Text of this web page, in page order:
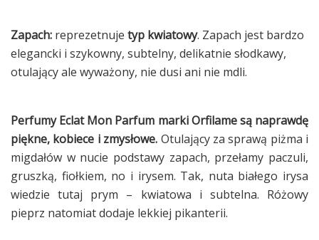
Zapach: reprezetnuje typ kwiatowy. Zapach jest bardzo
elegancki i szykowny, subtelny, delikatnie słodkawy,
otulający ale wyważony, nie dusi ani nie mdli.
Perfumy Eclat Mon Parfum marki Orfilame są naprawdę
piękne, kobiece i zmysłowe. Otulający za sprawą piżma i
migdałów w nucie podstawy zapach, przełamy paczuli,
gruszką, fiołkiem, no i irysem. Tak, nuta białego irysa
wiedzie tutaj prym – kwiatowa i subtelna. Różowy
pieprz natomiat dodaje lekkiej pikanterii.